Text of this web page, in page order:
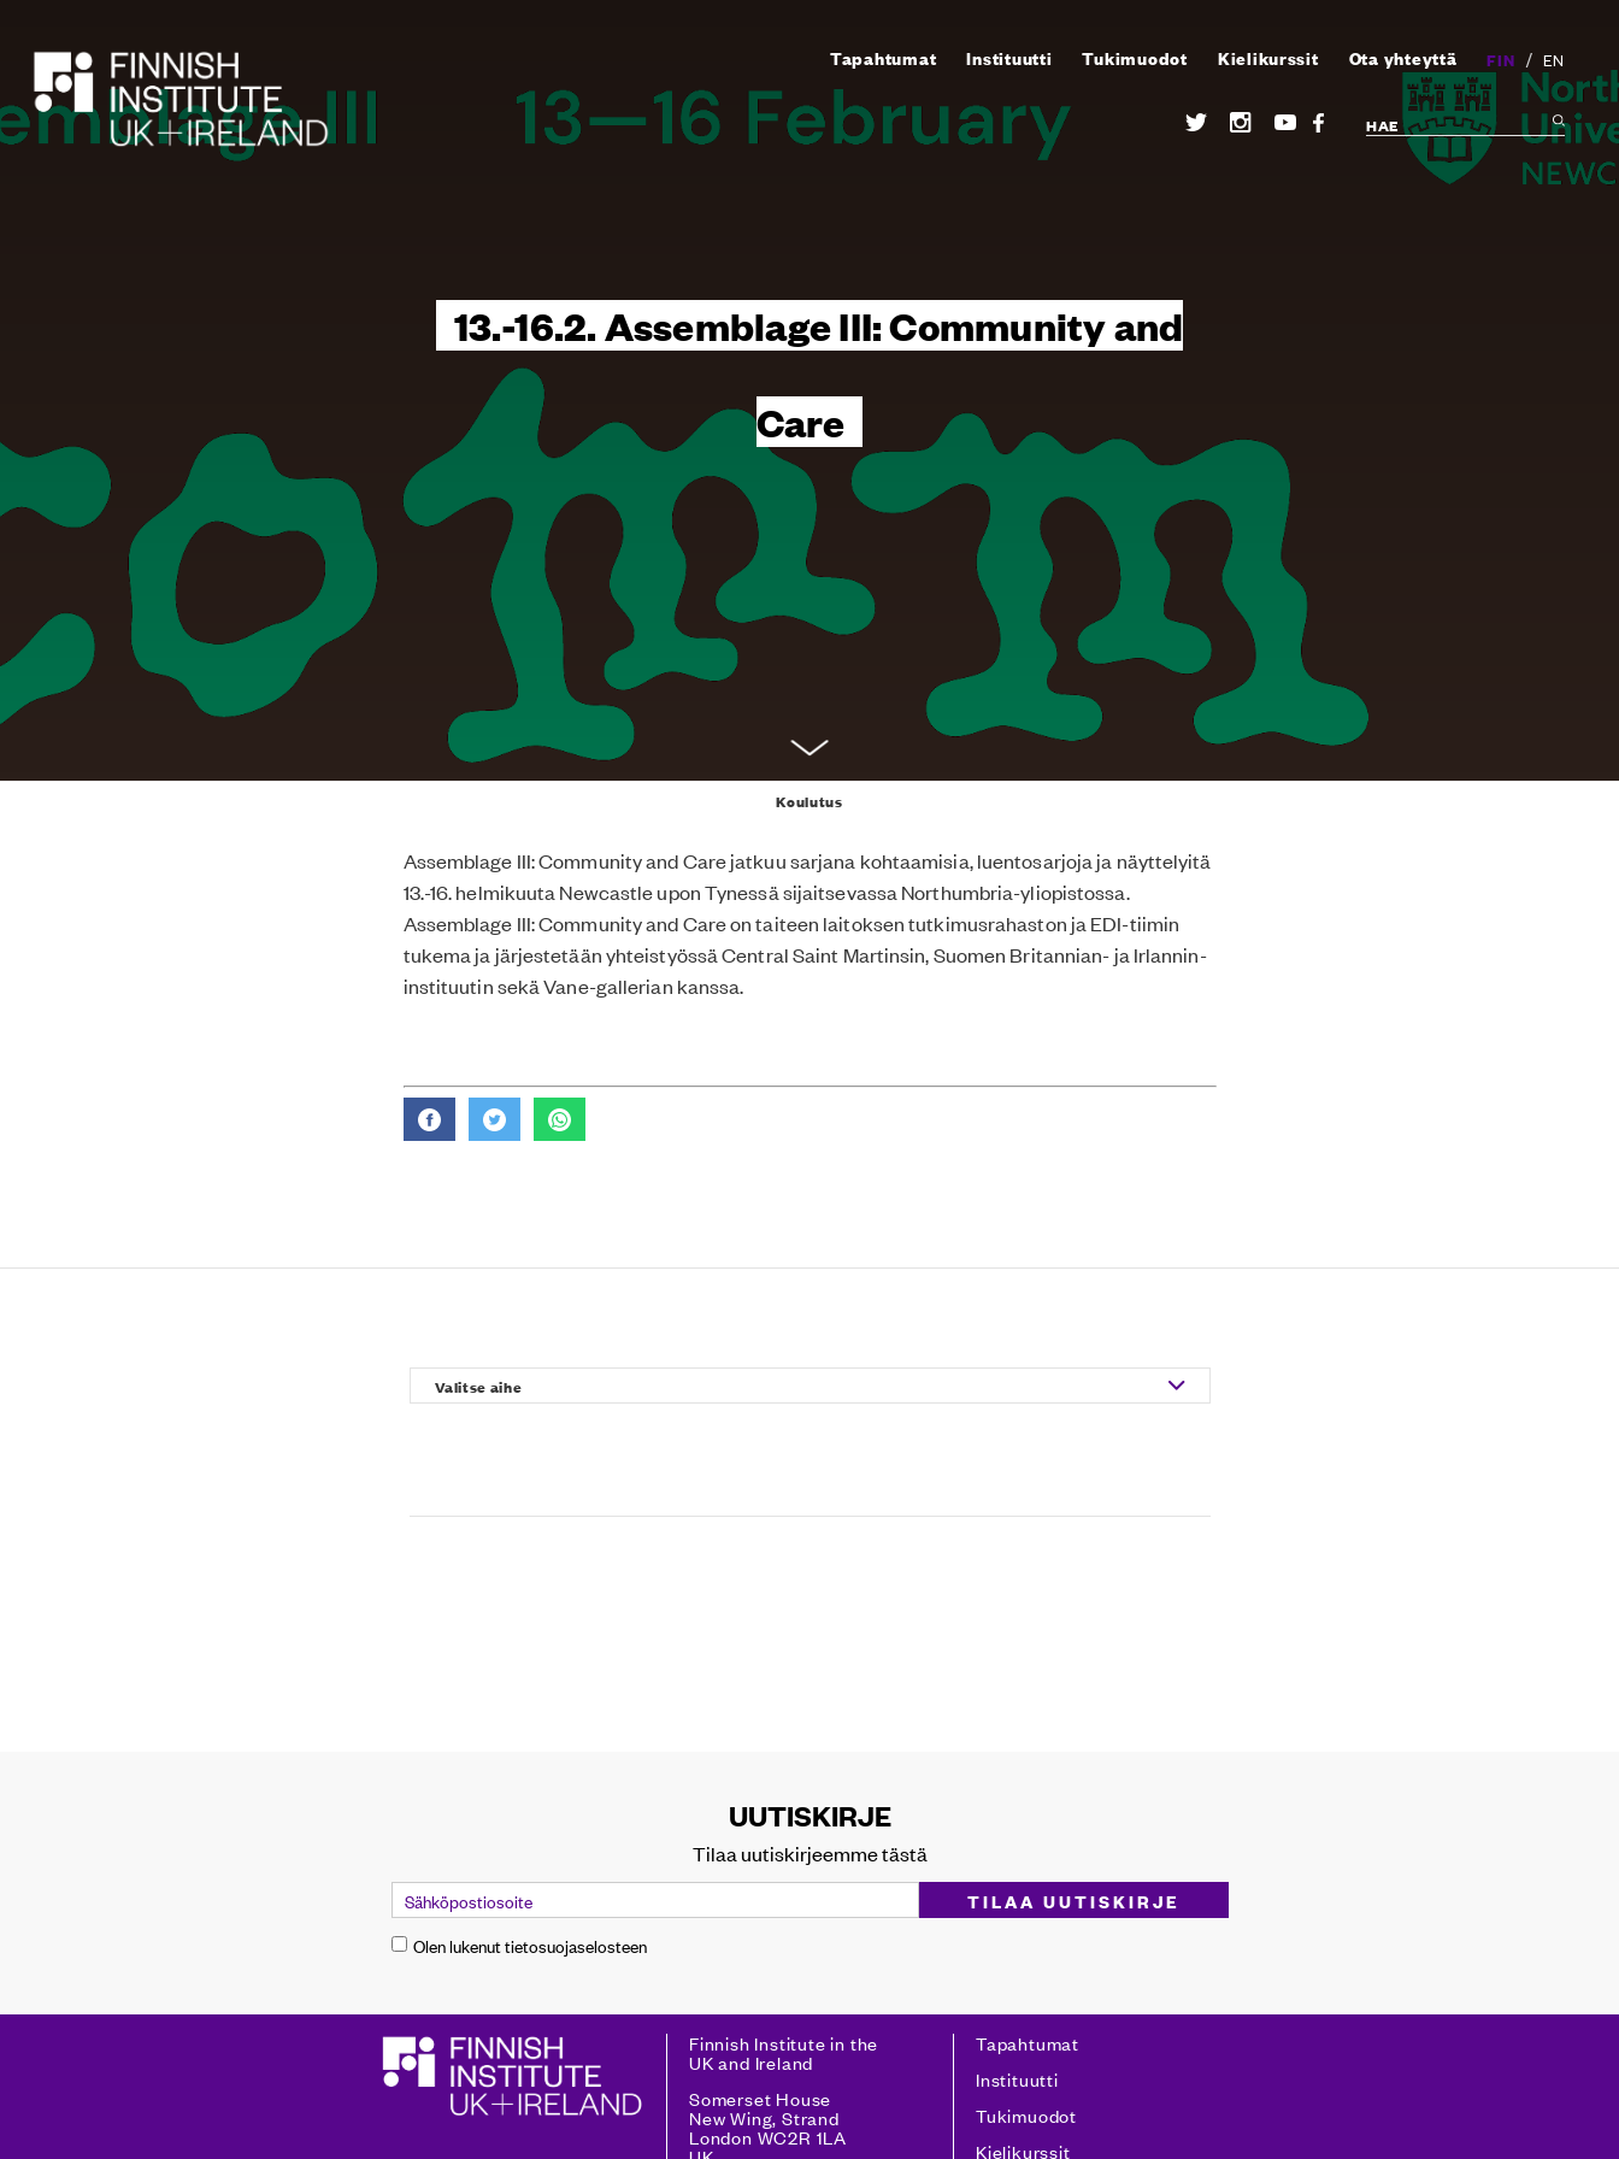
Tapahtumat Instituutti Tukimuodot Kielikurssit Ota yhteyttä FIN / EN
HAE
13.-16.2. Assemblage III: Community and
Care
Koulutus
Assemblage III: Community and Care jatkuu sarjana kohtaamisia, luentosarjoja ja näyttelyitä
13.-16. helmikuuta Newcastle upon Tynessä sijaitsevassa Northumbria-yliopistossa.
Assemblage III: Community and Care on taiteen laitoksen tutkimusrahaston ja EDI-tiimin
tukema ja järjestetään yhteistyössä Central Saint Martinsin, Suomen Britannian- ja Irlannin-
instituutin sekä Vane-gallerian kanssa.
UUTISKIRJE
Tilaa uutiskirjeemme tästä
Olen lukenut tietosuojaselosteen
Finnish Institute in the
UK and Ireland
Somerset House
New Wing, Strand
London WC2R 1LA
Tapahtumat
Instituutti
Tukimuodot
Kielikurssit